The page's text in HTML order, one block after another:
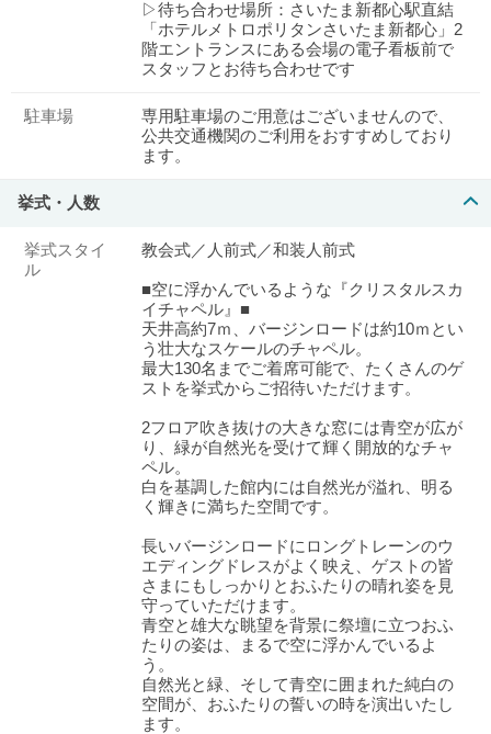
▷待ち合わせ場所：さいたま新都心駅直結
「ホテルメトロポリタンさいたま新都心」2
階エントランスにある会場の電子看板前で
スタッフとお待ち合わせです
駐車場
専用駐車場のご用意はございませんので、
公共交通機関のご利用をおすすめしており
ます。
挙式・人数
挙式スタイ
ル
教会式／人前式／和装人前式
■空に浮かんでいるような『クリスタルスカ
イチャペル』■
天井高約7ｍ、バージンロードは約10ｍとい
う壮大なスケールのチャペル。
最大130名までご着席可能で、たくさんのゲ
ストを挙式からご招待いただけます。
2フロア吹き抜けの大きな窓には青空が広が
り、緑が自然光を受けて輝く開放的なチャ
ペル。
白を基調した館内には自然光が溢れ、明る
く輝きに満ちた空間です。
長いバージンロードにロングトレーンのウ
エディングドレスがよく映え、ゲストの皆
さまにもしっかりとおふたりの晴れ姿を見
守っていただけます。
青空と雄大な眺望を背景に祭壇に立つおふ
たりの姿は、まるで空に浮かんでいるよ
う。
自然光と緑、そして青空に囲まれた純白の
空間が、おふたりの誓いの時を演出いたし
ます。